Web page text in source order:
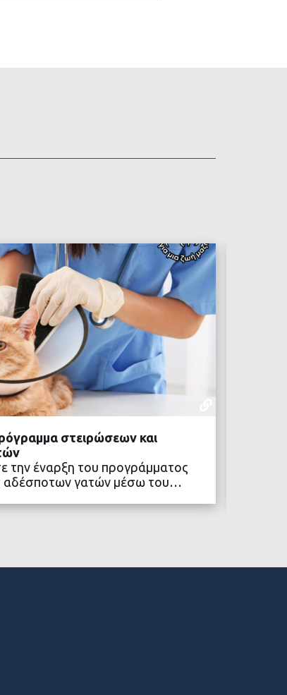
ΠΕΡΙΣΣΟΤΕΡΑ
στειρώσεων και
την έναρξη του προγράμματος
αδέσποτων γατών μέσω του…